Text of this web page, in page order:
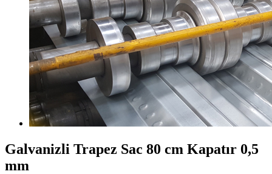
Galvanizli Trapez Sac 80 cm Kapatır 0,5
mm